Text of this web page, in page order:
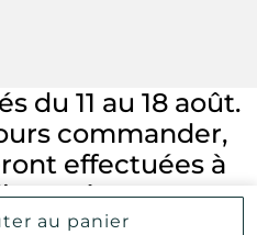
au panier
du 11 au 18 août.
commander,
effectuées à
19 août.